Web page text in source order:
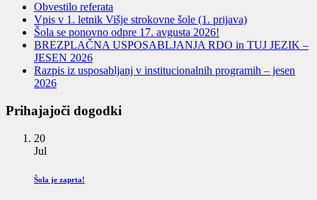
Obvestilo referata
Vpis v 1. letnik Višje strokovne šole (1. prijava)
Šola se ponovno odpre 17. avgusta 2026!
BREZPLAČNA USPOSABLJANJA RDO in TUJ JEZIK –
JESEN 2026
Razpis iz usposabljanj v institucionalnih programih – jesen
2026
Prihajajoči dogodki
20
Jul
Šola je zaprta!